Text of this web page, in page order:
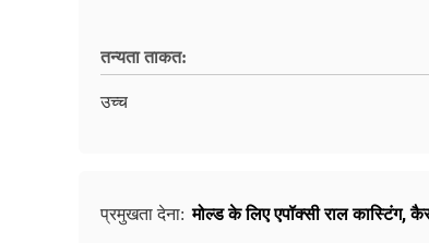
तन्यता ताकत:
उच्च
प्रमुखता देना: मोल्ड के लिए एपॉक्सी राल कास्टिंग,